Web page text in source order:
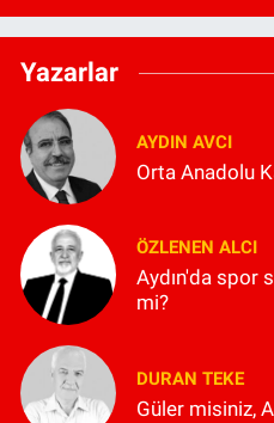
Yazarlar
AYDIN AVCI
Orta Anadolu
ÖZLENEN ALCI
Aydın'da spor
mi?
DURAN TEKE
Güler misiniz,